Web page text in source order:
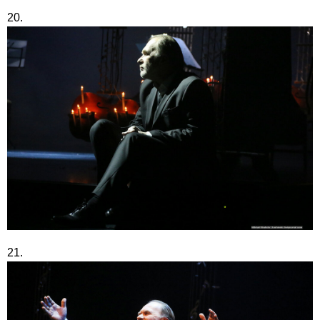
20.
21.